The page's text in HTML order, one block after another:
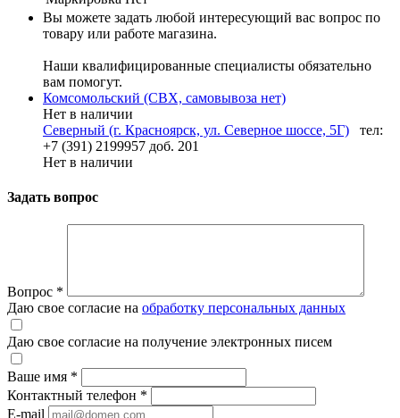
Вы можете задать любой интересующий вас вопрос по
товару или работе магазина.
Наши квалифицированные специалисты обязательно
вам помогут.
Комсомольский (СВХ, самовывоза нет)
Нет в наличии
Северный (г. Красноярск, ул. Северное шоссе, 5Г)
тел:
+7 (391) 2199957 доб. 201
Нет в наличии
Задать вопрос
Вопрос *
Даю свое согласие на обработку персональных данных
Даю свое согласие на получение электронных писем
Ваше имя *
Контактный телефон *
E-mail